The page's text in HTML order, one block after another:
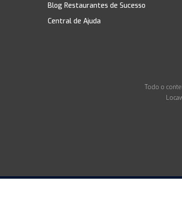
Blog Restaurantes de Sucesso
Central de Ajuda
Todo o